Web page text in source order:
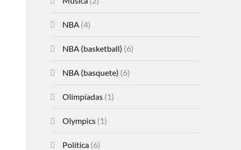
NBA(4)
NBA (basketball) (6)
NBA (basquete) (6)
Olimpíadas(1)
Olympics(1)
Política(6)